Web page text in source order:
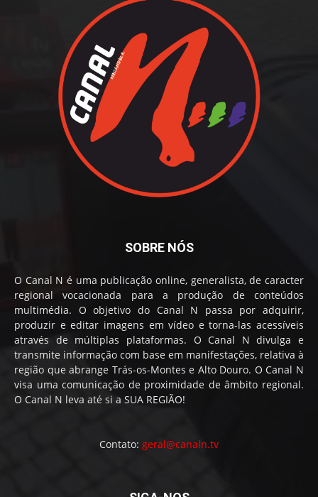
SOBRE NÓS
O Canal N é uma publicação online, generalista, de caracter
regional vocacionada para a produção de conteúdos
multimédia. O objetivo do Canal N passa por adquirir,
produzir e editar imagens em vídeo e torna-las acessíveis
através de múltiplas plataformas. O Canal N divulga e
transmite informação com base em manifestações, relativa à
região que abrange Trás-os-Montes e Alto Douro. O Canal N
visa uma comunicação de proximidade de âmbito regional.
O Canal N leva até si a SUA REGIÃO!
Contato: geral@canaln.tv